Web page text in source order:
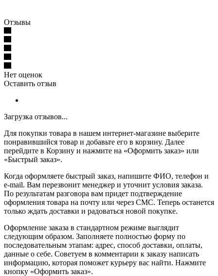
Отзывы
Нет оценок
Оставить отзыв
Загрузка отзывов...
Для покупки товара в нашем интернет-магазине выберите
понравившийся товар и добавьте его в корзину. Далее
перейдите в Корзину и нажмите на «Оформить заказ» или
«Быстрый заказ».
Когда оформляете быстрый заказ, напишите ФИО, телефон и
e-mail. Вам перезвонит менеджер и уточнит условия заказа.
По результатам разговора вам придет подтверждение
оформления товара на почту или через СМС. Теперь останется
только ждать доставки и радоваться новой покупке.
Оформление заказа в стандартном режиме выглядит
следующим образом. Заполняете полностью форму по
последовательным этапам: адрес, способ доставки, оплаты,
данные о себе. Советуем в комментарии к заказу написать
информацию, которая поможет курьеру вас найти. Нажмите
кнопку «Оформить заказ».